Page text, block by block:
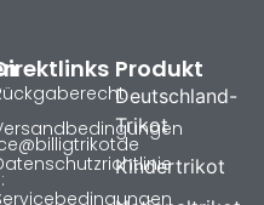
Produkt
Deutschland-
Trikot
Kindertrikot